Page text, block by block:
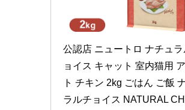
公認店 ニュートロ ナチュラ
ョイス キャット 室内猫用
ト チキン 2kg ごはん ご飯
ラルチョイス NATURAL